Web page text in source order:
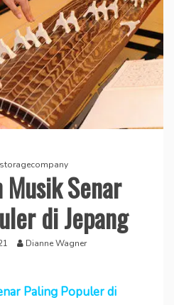
Senar
di Jepang
Dianne Wagner
Paling Populer di